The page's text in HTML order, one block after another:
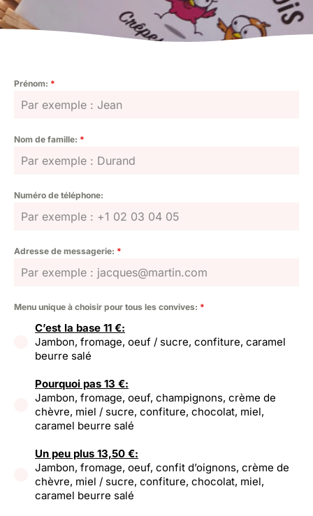
Prénom: *
Nom de famille: *
Numéro de téléphone:
Adresse de messagerie: *
Menu unique à choisir pour tous les convives: *
C’est la base 11 €:
Jambon, fromage, oeuf / sucre, confiture, caramel
beurre salé
Pourquoi pas 13 €:
Jambon, fromage, oeuf, champignons, crème de
chèvre, miel / sucre, confiture, chocolat, miel,
caramel beurre salé
Un peu plus 13,50 €:
Jambon, fromage, oeuf, confit d’oignons, crème de
chèvre, miel / sucre, confiture, chocolat, miel,
caramel beurre salé